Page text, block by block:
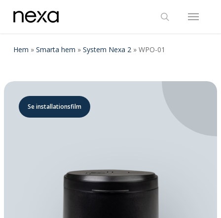
search
Menu
Hem » Smarta hem » System Nexa 2» WPO-01
Se installationsfilm